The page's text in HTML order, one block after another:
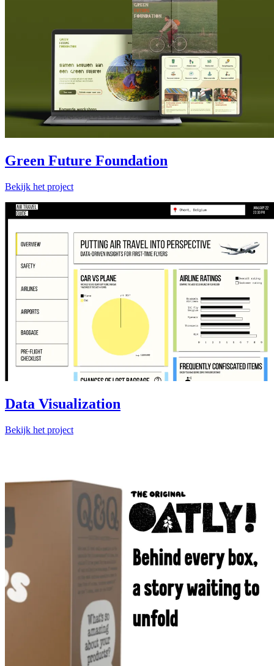
Green Future Foundation
Bekijk het project
Data Visualization
Bekijk het project